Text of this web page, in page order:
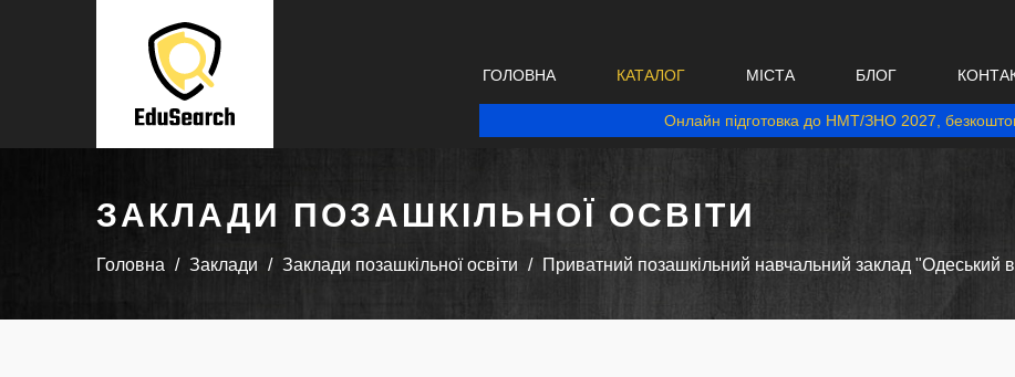
ГОЛОВНА КАТАЛОГ МІСТА БЛОГ
Онлайн підготовка до НМТ/ЗНО 2027,
ЗАКЛАДИ ПОЗАШКІЛЬНОЇ ОСВІТИ
Головна Заклади Заклади позашкільної освіти Приватний позашкільний навчальний заклад "Одеський